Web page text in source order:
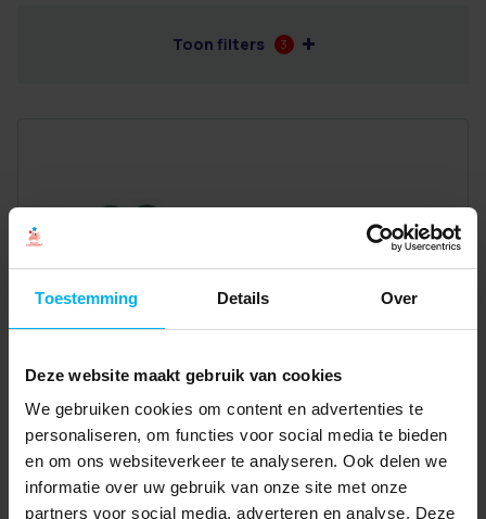
Toestemming Details Over
Deze website maakt gebruik van cookies
We gebruiken cookies om content en advertenties te
personaliseren, om functies voor social media te bieden
en om ons websiteverkeer te analyseren. Ook delen we
informatie over uw gebruik van onze site met onze
partners voor social media, adverteren en analyse. Deze
Toon filters 3